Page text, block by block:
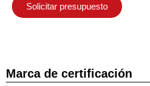
Solicitar presupuesto
Marca de certificación